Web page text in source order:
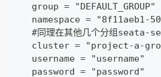
    group = "DEFAULT_GROUP"
namespace = "8f11aeb1-
#同理在其他几个分组
cluster = "project-a-
    username = "username"
    password = "password"